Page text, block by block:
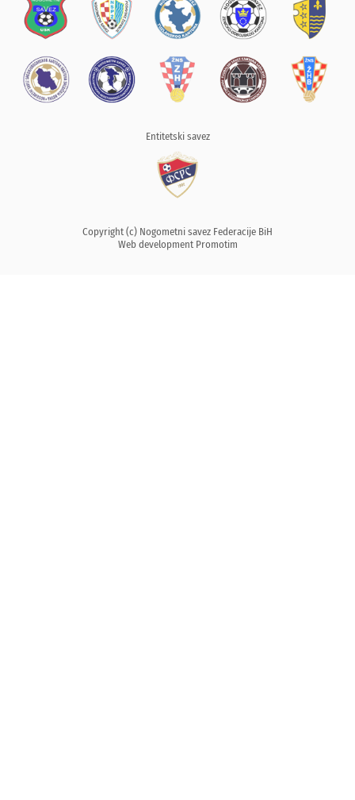
Entitetski savez
Copyright (c) Nogometni savez Federacije BiH
Web development Promotim